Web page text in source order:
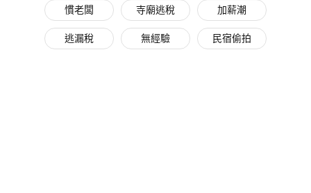
慣老闆 寺廟逃稅 加薪潮
逃漏稅 無經驗 民宿偷拍